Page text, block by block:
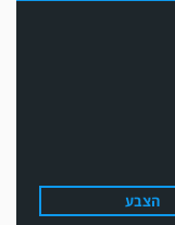
הצבע